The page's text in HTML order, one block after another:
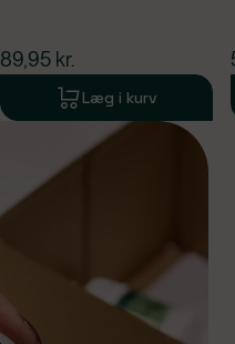
$nuværende pris
89,95 kr.
Læg i kurv